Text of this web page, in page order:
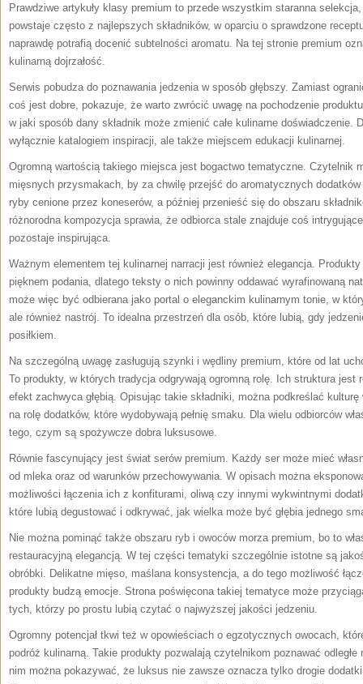
Prawdziwe artykuły klasy premium to przede wszystkim staranna
powstaje często z najlepszych składników, w oparciu o sprawdzone
naprawdę potrafią docenić subtelności aromatu. Na tej stronie premium
kulinarną dojrzałość.
Serwis pobudza do poznawania jedzenia w sposób głębszy. Zamiast
coś jest dobre, pokazuje, że warto zwrócić uwagę na pochodzenie
w jaki sposób dany składnik może zmienić całe kulinarne doświadczenie.
wyłącznie katalogiem inspiracji, ale także miejscem edukacji kulinarnej.
Ogromną wartością takiego miejsca jest bogactwo tematyczne. Czytelnik
mięsnych przysmakach, by za chwilę przejść do aromatycznych
ryby cenione przez koneserów, a później przenieść się do obszaru
różnorodna kompozycja sprawia, że odbiorca stale znajduje coś
pozostaje inspirująca.
Ważnym elementem tej kulinarnej narracji jest również elegancja.
pięknem podania, dlatego teksty o nich powinny oddawać wyrafinowaną
może więc być odbierana jako portal o eleganckim kulinarnym tonie, w
ale również nastrój. To idealna przestrzeń dla osób, które lubią, gdy
posiłkiem.
Na szczególną uwagę zasługują szynki i wędliny premium, które od lat
To produkty, w których tradycja odgrywają ogromną rolę. Ich struktura jest
efekt zachwyca głębią. Opisując takie składniki, można podkreślać
na rolę dodatków, które wydobywają pełnię smaku. Dla wielu odbiorców
tego, czym są spożywcze dobra luksusowe.
Równie fascynujący jest świat serów premium. Każdy ser może mieć
od mleka oraz od warunków przechowywania. W opisach można
możliwości łączenia ich z konfiturami, oliwą czy innymi wykwintnymi
które lubią degustować i odkrywać, jak wielka może być głębia jednego
Nie można pominąć także obszaru ryb i owoców morza premium, bo to
restauracyjną elegancją. W tej części tematyki szczególnie istotne są
obróbki. Delikatne mięso, maślana konsystencja, a do tego możliwość
produkty budzą emocje. Strona poświęcona takiej tematyce może
tych, którzy po prostu lubią czytać o najwyższej jakości jedzeniu.
Ogromny potencjał tkwi też w opowieściach o egzotycznych owocach,
podróż kulinarną. Takie produkty pozwalają czytelnikom poznawać
nim można pokazywać, że luksus nie zawsze oznacza tylko drogie